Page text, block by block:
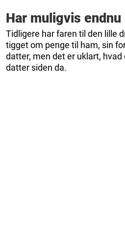
Har muligvis endnu
Tidligere har faren til den lille
tigget om penge til ham, sin
datter, men det er uklart,
datter siden da.